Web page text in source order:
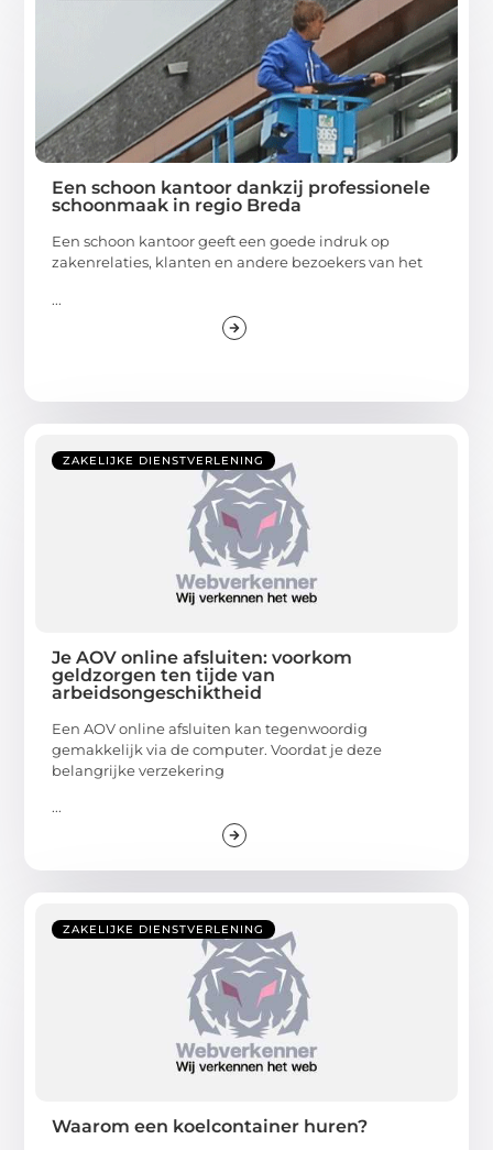
Een schoon kantoor dankzij professionele
schoonmaak in regio Breda
Een schoon kantoor geeft een goede indruk op
zakenrelaties, klanten en andere bezoekers van het
...
ZAKELIJKE DIENSTVERLENING
Je AOV online afsluiten: voorkom
geldzorgen ten tijde van
arbeidsongeschiktheid
Een AOV online afsluiten kan tegenwoordig
gemakkelijk via de computer. Voordat je deze
belangrijke verzekering
...
ZAKELIJKE DIENSTVERLENING
Waarom een koelcontainer huren?